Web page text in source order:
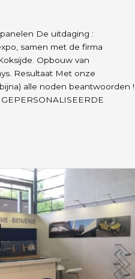
De uitdaging :
samen met de firma
Opbouw van
Resultaat Met onze
alle noden beantwoorden !